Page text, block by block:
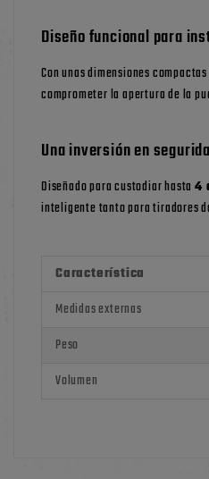
Diseño funcional para
Con unas dimensiones
comprometer la apertura de la
Una inversión en
Diseñado para custodiar hasta 4
inteligente tanto para tiradores
Característica
Medidas externas
Peso
Volumen